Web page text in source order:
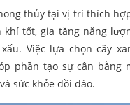
thủy tại vị trí thích
khí tốt, gia tăng năng
Việc lựa chọn cây
phần tạo sự cân bằng
sức khỏe dồi dào.